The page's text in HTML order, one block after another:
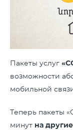
Пакеты услуг
возможности
мобильной
Теперь пакеты
минут на